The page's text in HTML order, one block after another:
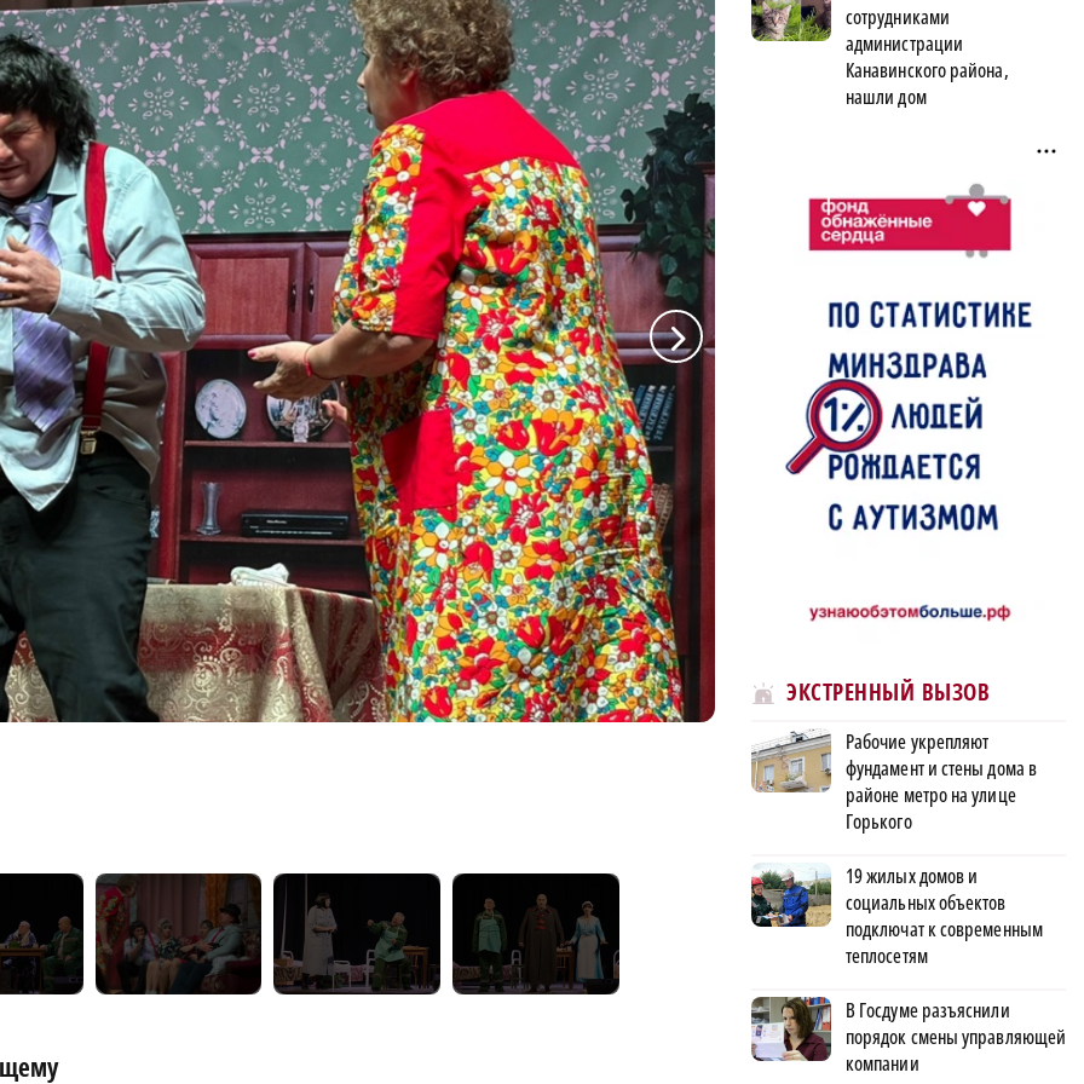
Фото: предоставлено Ольгой Васильчиковой
a
сотрудниками
администрации
Канавинского района,
нашли дом
ЭКСТРЕННЫЙ ВЫЗОВ
Рабочие укрепляют
фундамент и стены дома в
районе метро на улице
Горького
19 жилых домов и
социальных объектов
подключат к современным
теплосетям
В Госдуме разъяснили
порядок смены управляющей
компании